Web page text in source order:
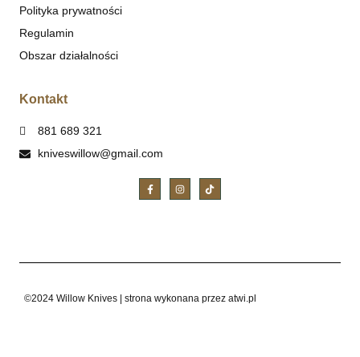
Polityka prywatności
Regulamin
Obszar działalności
Kontakt
881 689 321
kniveswillow@gmail.com
©2024 Willow Knives | strona wykonana przez atwi.pl